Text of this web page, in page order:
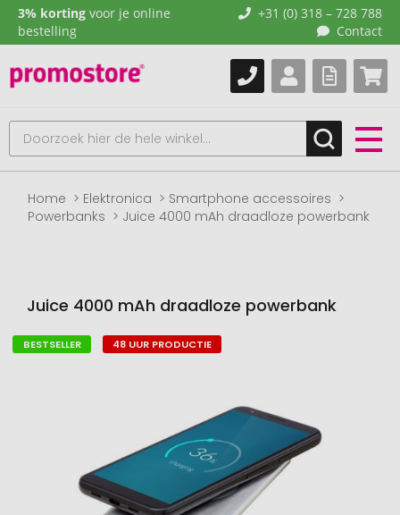
3% korting voor je online
bestelling
+31 (0) 318 – 728 788
Contact
Home Elektronica
Smartphone accessoires
Powerbanks
Juice 4000 mAh draadloze powerbank
Juice 4000 mAh draadloze powerbank
Naar
BESTSELLER 48 UUR PRODUCTIE